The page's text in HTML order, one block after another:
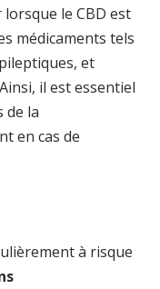
le CBD est
médicaments tels
et
il est essentiel
de la
en cas de
à risque